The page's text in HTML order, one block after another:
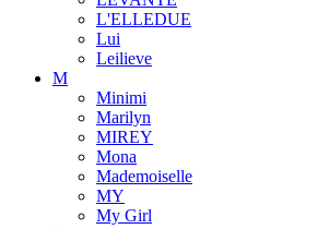
L'ELLEDUE
Lui
Leilieve
M
Minimi
Marilyn
MIREY
Mona
Mademoiselle
MY
My Girl